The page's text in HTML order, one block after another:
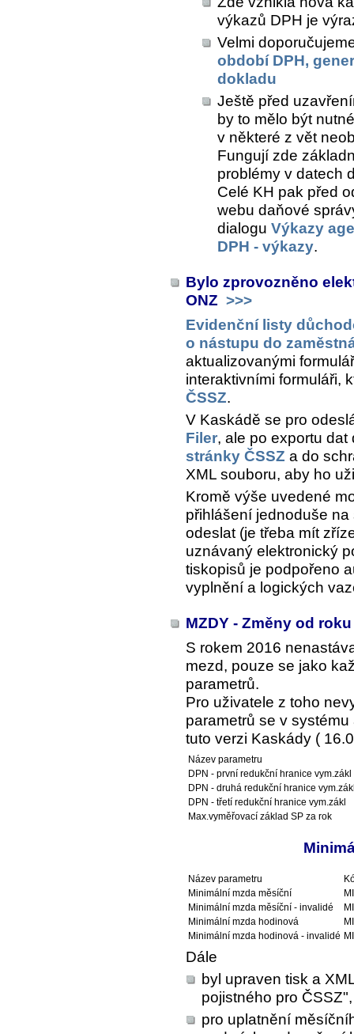
výkazů DPH je
Velmi
období DPH,
dokladu
Ještě před
by to mělo být
v některé z vět
Fungují zde
problémy v datech
Celé KH pak před
webu daňové
dialogu Výkazy
DPH - výkazy.
Bylo zprovozněno
ONZ >>>
Evidenční listy
o nástupu do
aktualizovanými
interaktivními formuláři,
ČSSZ.
V Kaskádě se pro
Filer, ale po exportu dat
stránky ČSSZ a do
XML souboru, aby ho
Kromě výše uvedené
přihlášení jednoduše
odeslat (je třeba mít
uznávaný elektronický
tiskopisů je podpořeno
vyplnění a logických
MZDY - Změny od
S rokem 2016
mezd, pouze se jako
parametrů.
Pro uživatele z toho
parametrů se v
tuto verzi Kaskády (
Název parametru
DPN - první redukční hranice vym.zákl
DPN - druhá redukční hranice
DPN - třetí redukční hranice vym.zákl
Max.vyměřovací základ SP za rok
Název parametru
Minimální mzda měsíční
Minimální mzda měsíční - invalidé
Minimální mzda hodinová
Minimální mzda hodinová - invalidé
Dále
byl upraven tisk a
pojistného pro ČSSZ",
pro uplatnění